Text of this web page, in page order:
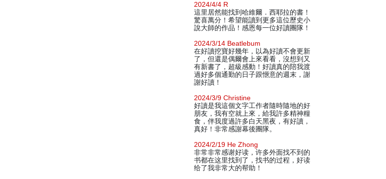
2024/4/4 R
這里居然能找到哈維爾．西耶拉的書！
驚喜萬分！希望能讀到更多這位歷史小
說大師的作品！感恩每一位好讀團隊！
2024/3/14 Beatlebum
在好讀挖寶好幾年，以為好讀不會更新
了，但還是偶爾會上來看看，沒想到又
有新書了，超級感動！好讀真的陪我渡
過好多個通勤的日子跟愜意的週末，謝
謝好讀！
2024/3/9 Christine
好讀是我這個文字工作者隨時隨地的好
朋友，我有空就上來，給我許多精神糧
食，伴我度過許多白天黑夜，有好讀，
真好！非常感謝幕後團隊。
2024/2/19 He Zhong
非常非常感谢好读，许多外面找不到的
书都在这里找到了，找书的过程，好读
给了我非常大的帮助！